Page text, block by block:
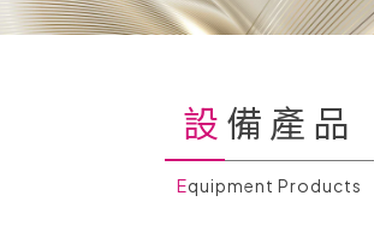
設備產品
Equipment Products